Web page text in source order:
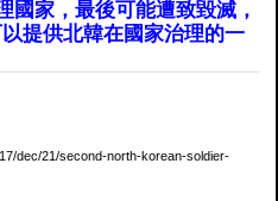
國家，最後可能遭致毀滅，
提供北韓在國家治理的一
dec/21/second-north-korean-soldier-